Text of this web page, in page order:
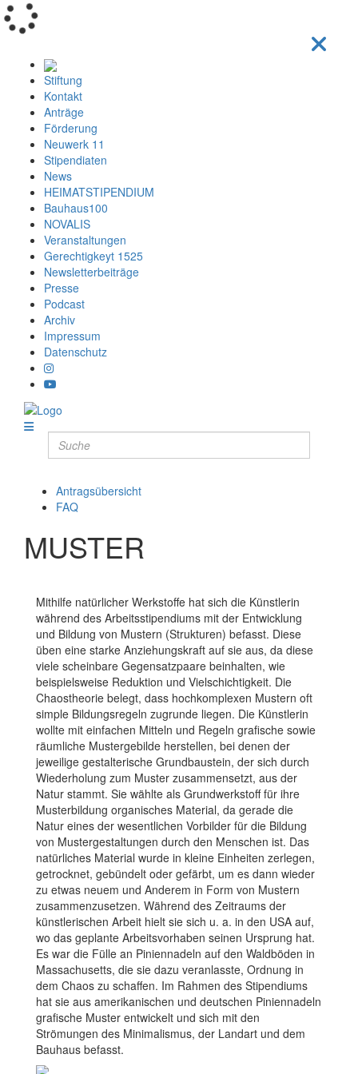
Stiftung
Kontakt
Anträge
Förderung
Neuwerk 11
Stipendiaten
News
HEIMATSTIPENDIUM
Bauhaus100
NOVALIS
Veranstaltungen
Gerechtigkeyt 1525
Newsletterbeiträge
Presse
Podcast
Archiv
Impressum
Datenschutz
Antragsübersicht
FAQ
MUSTER
Mithilfe natürlicher Werkstoffe hat sich die Künstlerin
während des Arbeitsstipendiums mit der Entwicklung
und Bildung von Mustern (Strukturen) befasst. Diese
üben eine starke Anziehungskraft auf sie aus, da diese
viele scheinbare Gegensatzpaare beinhalten, wie
beispielsweise Reduktion und Vielschichtigkeit. Die
Chaostheorie belegt, dass hochkomplexen Mustern oft
simple Bildungsregeln zugrunde liegen. Die Künstlerin
wollte mit einfachen Mitteln und Regeln grafische sowie
räumliche Mustergebilde herstellen, bei denen der
jeweilige gestalterische Grundbaustein, der sich durch
Wiederholung zum Muster zusammensetzt, aus der
Natur stammt. Sie wählte als Grundwerkstoff für ihre
Musterbildung organisches Material, da gerade die
Natur eines der wesentlichen Vorbilder für die Bildung
von Mustergestaltungen durch den Menschen ist. Das
natürliches Material wurde in kleine Einheiten zerlegen,
getrocknet, gebündelt oder gefärbt, um es dann wieder
zu etwas neuem und Anderem in Form von Mustern
zusammenzusetzen. Während des Zeitraums der
künstlerischen Arbeit hielt sie sich u. a. in den USA auf,
wo das geplante Arbeitsvorhaben seinen Ursprung hat.
Es war die Fülle an Piniennadeln auf den Waldböden in
Massachusetts, die sie dazu veranlasste, Ordnung in
dem Chaos zu schaffen. Im Rahmen des Stipendiums
hat sie aus amerikanischen und deutschen Piniennadeln
grafische Muster entwickelt und sich mit den
Strömungen des Minimalismus, der Landart und dem
Bauhaus befasst.